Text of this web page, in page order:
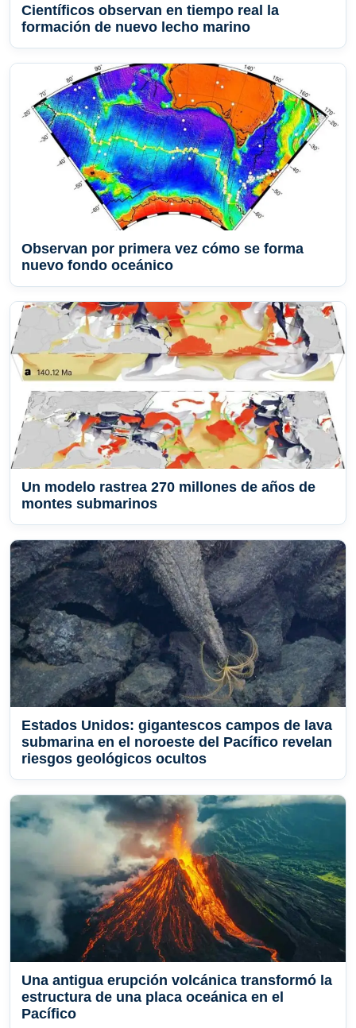
Científicos observan en tiempo real la
formación de nuevo lecho marino
Observan por primera vez cómo se forma
nuevo fondo oceánico
Un modelo rastrea 270 millones de años de
montes submarinos
Estados Unidos: gigantescos campos de lava
submarina en el noroeste del Pacífico revelan
riesgos geológicos ocultos
Una antigua erupción volcánica transformó la
estructura de una placa oceánica en el
Pacífico